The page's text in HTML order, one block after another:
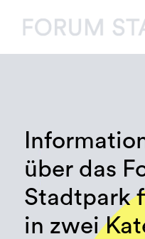
über das
Stadtpark
in zwei